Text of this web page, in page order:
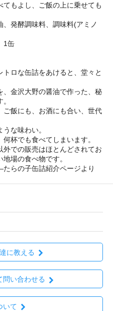
もよし、ご飯の上に乗せても
発酵調味料、調味料(アミノ
1缶
ロな缶詰をあけると、堂々と
、金沢大野の醤油で作った、秘
飯にも、お酒にも合い、世代
な味わい。
杯でも食べてしまいます。
での販売はほとんどされてお
場の食べ物です。
らの子缶詰紹介ページより
に教える
問い合わせる
いて